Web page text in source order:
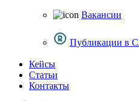
Вакансии
Публикации в
Кейсы
Статьи
Контакты